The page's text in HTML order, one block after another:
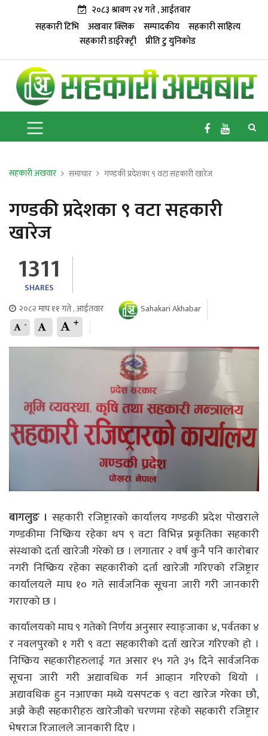
२०८३ श्रावण २४ गते , आईतवार
सहकारी टिभि
अखवार क्लिक सम्पादकीय
सहकारी साहित्य
सहकारी डाईरेक्ट्री प्रीति टु युनिकोड
सहकारी अखवार समाचार गण्डकी प्रदेशका ९ वटा सहकारी खारेज
गण्डकी प्रदेशका ९ वटा सहकारी
खारेज
1311
SHARES
२०८२ माघ ११ गते , आईतवार
Sahakari Akhabar
- +
बागलुङ । सहकारी रजिष्ट्रारको कार्यालय गण्डकी प्रदेश पोखराले
गण्डकीमा निष्क्रिय रहेका थप ९ वटा विभिन्न प्रकृतिका सहकारी
संस्थाको दर्ता खारेजी गरेको छ । लगातार २ वर्ष कुनै पनि कारोबार
नगरी निष्क्रिय रहेका सहकारीको दर्ता खारेजी गरिएको रजिष्ट्रार
कार्यालयले माघ १० गते सार्वजनिक सूचना जारी गरी जानकारी
गराएको छ ।
कार्यालयको माघ ९ गतेको निर्णय अनुसार स्याङ्जाका ४, पर्वतका ४
र नवलपुरको १ गरी ९ वटा सहकारीको दर्ता खारेज गरिएको हो ।
निष्क्रिय सहकारीहरुलाई गत असार १५ गते ३५ दिने सार्वजनिक
सूचना जारी गरी अद्यावधिक गर्न आव्हान गरिएको थियो ।
अद्यावधिक हुन नआएका मध्ये यसपटक ९ वटा खारेज गरेका छौ,
अझै केही सहकारीहरु खारेजीको चरणमा रहेको सहकारी रजिष्ट्रार
भेषराज रिजालले जानकारी दिए ।